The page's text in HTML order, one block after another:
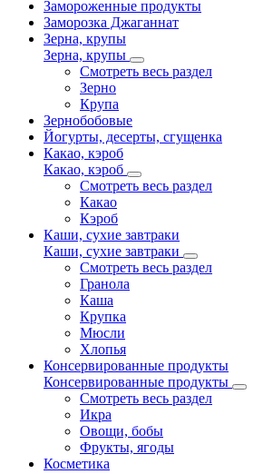
Замороженные продукты
Заморозка Джаганнат
Зерна, крупы
Зерна, крупы
Смотреть весь раздел
Зерно
Крупа
Зернобобовые
Йогурты, десерты, сгущенка
Какао, кэроб
Какао, кэроб
Смотреть весь раздел
Какао
Кэроб
Каши, сухие завтраки
Каши, сухие завтраки
Смотреть весь раздел
Гранола
Каша
Крупка
Мюсли
Хлопья
Консервированные продукты
Консервированные продукты
Смотреть весь раздел
Икра
Овощи, бобы
Фрукты, ягоды
Косметика